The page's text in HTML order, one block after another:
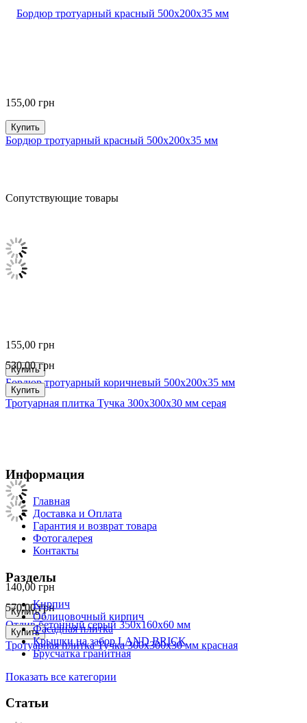
155,00 грн
Купить
Бордюр тротуарный красный 500х200х35 мм
155,00 грн
Купить
Бордюр тротуарный коричневый 500х200х35 мм
140,00 грн
Купить
Отлив бетонный серый 350х160х60 мм
Сопутствующие товары
530,00грн
Купить
Тротуарная плитка Тучка 300х300х30 мм серая
570,00грн
Купить
Тротуарная плитка Тучка 300х300х30 мм красная
Информация
Главная
Доставка и Оплата
Гарантия и возврат товара
Фотогалерея
Контакты
Разделы
Кирпич
Облицовочный кирпич
Фасадная плитка
Крышки на забор LAND BRICK
Брусчатка гранитная
Показать все категории
Статьи